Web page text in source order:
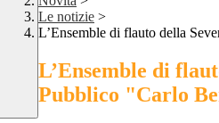
Le notizie >
L’Ensemble di flauto della
L’Ensemble di
Pubblico "Carlo